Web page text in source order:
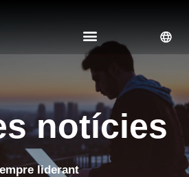
notícies
liderant